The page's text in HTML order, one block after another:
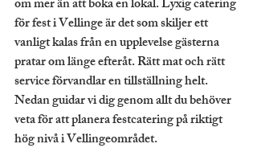
om mer än att boka en lokal. Lyxig catering
för fest i Vellinge är det som skiljer ett
vanligt kalas från en upplevelse gästerna
pratar om länge efteråt. Rätt mat och rätt
service förvandlar en tillställning helt.
Nedan guidar vi dig genom allt du behöver
veta för att planera festcatering på riktigt
hög nivå i Vellingeområdet.